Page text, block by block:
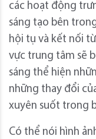
các hoạt động
sáng tạo bên
hội tụ và kết nối
vực trung tâm sẽ
sáng thể hiện
những thay đổi
xuyên suốt trong
Có thể nói hình